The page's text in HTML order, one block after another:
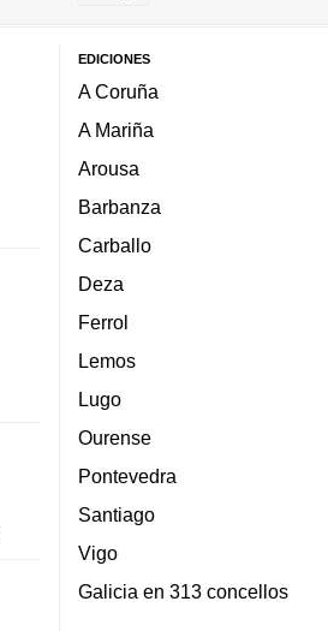
EDICIONES
A Coruña
A Mariña
Arousa
Barbanza
Carballo
Deza
Ferrol
Lemos
Lugo
Ourense
Pontevedra
Santiago
Vigo
Galicia en 313 concellos